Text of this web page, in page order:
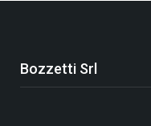
Bozzetti Srl